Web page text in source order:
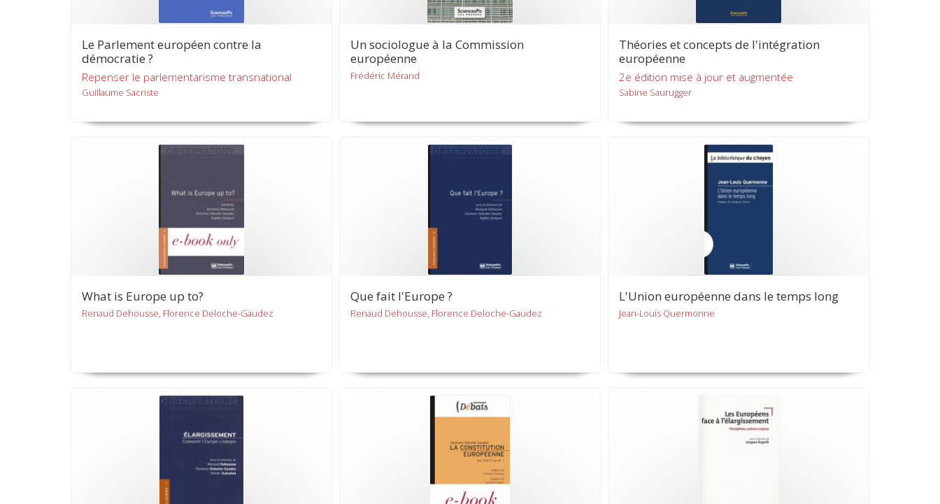
Le Parlement européen contre la
démocratie ?
Repenser le parlementarisme transnational
Guillaume Sacriste
Un sociologue à la Commission
européenne
Frédéric Mérand
Théories et concepts de l'intégration
européenne
2e édition mise à jour et augmentée
Sabine Saurugger
What is Europe up to?
Renaud Dehousse, Florence Deloche-Gaudez
Que fait l'Europe ?
Renaud Dehousse, Florence Deloche-Gaudez
L'Union européenne dans le temps long
Jean-Louis Quermonne